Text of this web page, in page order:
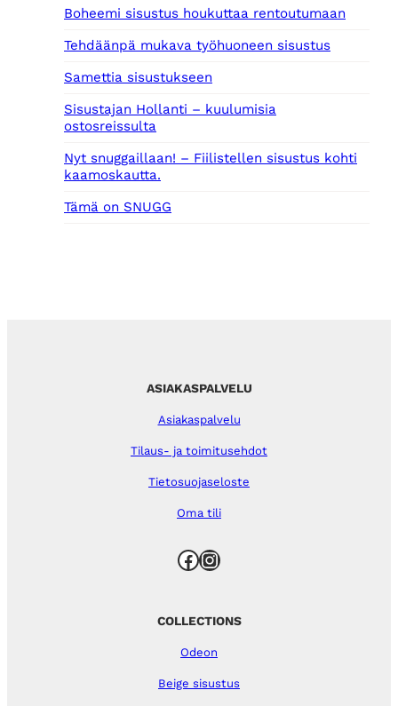
Boheemi sisustus houkuttaa rentoutumaan
Tehdäänpä mukava työhuoneen sisustus
Samettia sisustukseen
Sisustajan Hollanti – kuulumisia
ostosreissulta
Nyt snuggaillaan! – Fiilistellen sisustus kohti
kaamoskautta.
Tämä on SNUGG
ASIAKASPALVELU
Asiakaspalvelu
Tilaus- ja toimitusehdot
Tietosuojaseloste
Oma tili
Facebook Instagram
COLLECTIONS
Odeon
Beige sisustus